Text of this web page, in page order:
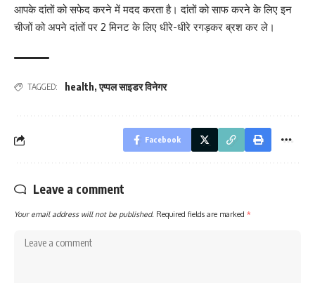
आपके दांतों को सफेद करने में मदद करता है। दांतों को साफ करने के लिए इन
चीजों को अपने दांतों पर 2 मिनट के लिए धीरे-धीरे रगड़कर ब्रश कर ले।
TAGGED: health,एप्पल साइडर विनेगर
Facebook
Leave a comment
Your email address will not be published. Required fields are marked *